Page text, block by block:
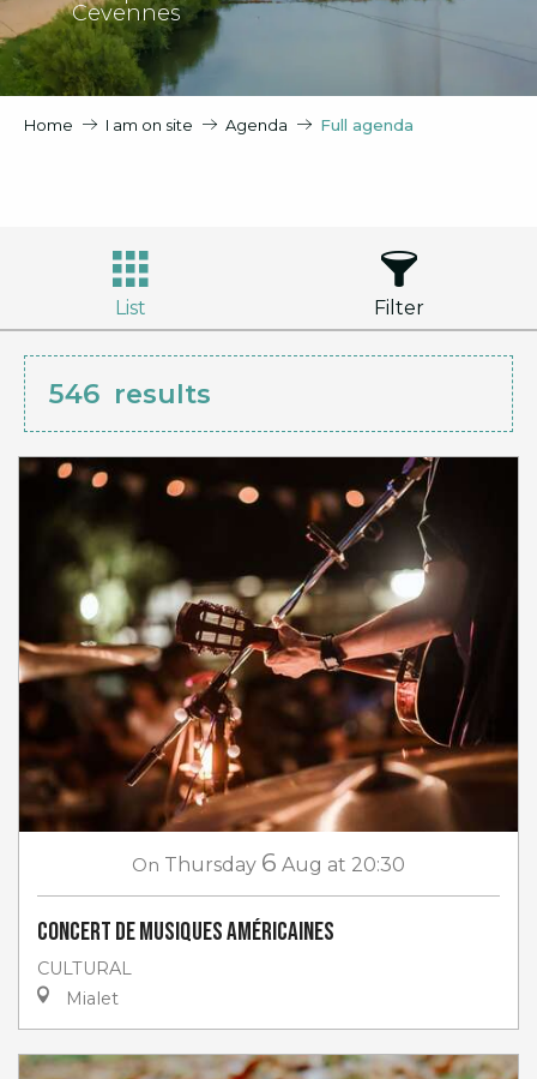
Cevennes
Home I am on site Agenda Full agenda
List Filter
546 results
On Thursday 6 Aug at 20:30
Concert de musiques américaines
CULTURAL
Mialet